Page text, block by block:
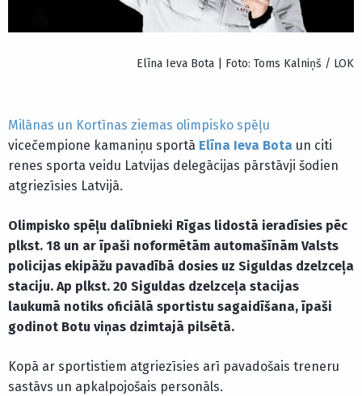
Elīna Ieva Bota | Foto: Toms Kalniņš / LOK
Milānas un Kortīnas ziemas olimpisko spēļu
vicečempione kamaniņu sportā Elīna Ieva Bota un citi
renes sporta veidu Latvijas delegācijas pārstāvji šodien
atgriezīsies Latvijā.
Olimpisko spēļu dalībnieki Rīgas lidostā ieradīsies pēc
plkst. 18 un ar īpaši noformētām automašīnām Valsts
policijas ekipāžu pavadībā dosies uz Siguldas dzelzceļa
staciju. Ap plkst. 20 Siguldas dzelzceļa stacijas
laukumā notiks oficiālā sportistu sagaidīšana, īpaši
godinot Botu viņas dzimtajā pilsētā.
Kopā ar sportistiem atgriezīsies arī pavadošais treneru
sastāvs un apkalpojošais personāls.